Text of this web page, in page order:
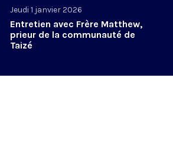
Jeudi 1 janvier 2026
Entretien avec Frère Matthew,
prieur de la communauté de
Taizé